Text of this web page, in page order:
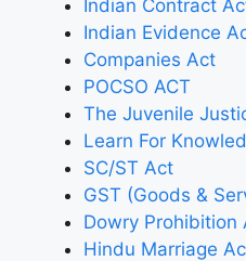
Indian Contract
Indian Evidence
Companies Act
POCSO ACT
The Juvenile
Learn For
SC/ST Act
GST (Goods &
Dowry Prohibition
Hindu Marriage